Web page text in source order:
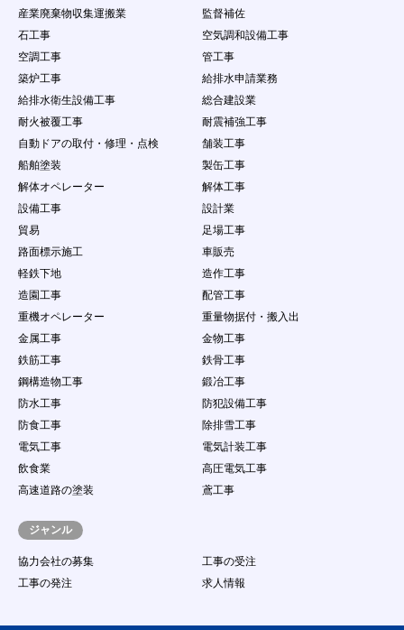
産業廃棄物収集運搬業
監督補佐
石工事
空気調和設備工事
空調工事
管工事
築炉工事
給排水申請業務
給排水衛生設備工事
総合建設業
耐火被覆工事
耐震補強工事
自動ドアの取付・修理・点検
舗装工事
船舶塗装
製缶工事
解体オペレーター
解体工事
設備工事
設計業
貿易
足場工事
路面標示施工
車販売
軽鉄下地
造作工事
造園工事
配管工事
重機オペレーター
重量物据付・搬入出
金属工事
金物工事
鉄筋工事
鉄骨工事
鋼構造物工事
鍛冶工事
防水工事
防犯設備工事
防食工事
除排雪工事
電気工事
電気計装工事
飲食業
高圧電気工事
高速道路の塗装
鳶工事
ジャンル
協力会社の募集
工事の受注
工事の発注
求人情報